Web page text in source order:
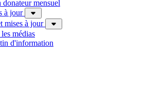
mensuel
à jour
mises à jour
médias
d'information